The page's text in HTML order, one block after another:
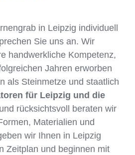
in Leipzig individuell
Sie uns an. Wir
handwerkliche Kompetenz,
Jahren erworben
als Steinmetze und staatlich
für Leipzig und die
rücksichtsvoll beraten wir
Materialien und
wir Ihnen in Leipzig
Zeitplan und beginnen mit